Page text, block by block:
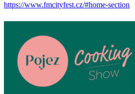
https://www.fmcityfest.cz/#home-section